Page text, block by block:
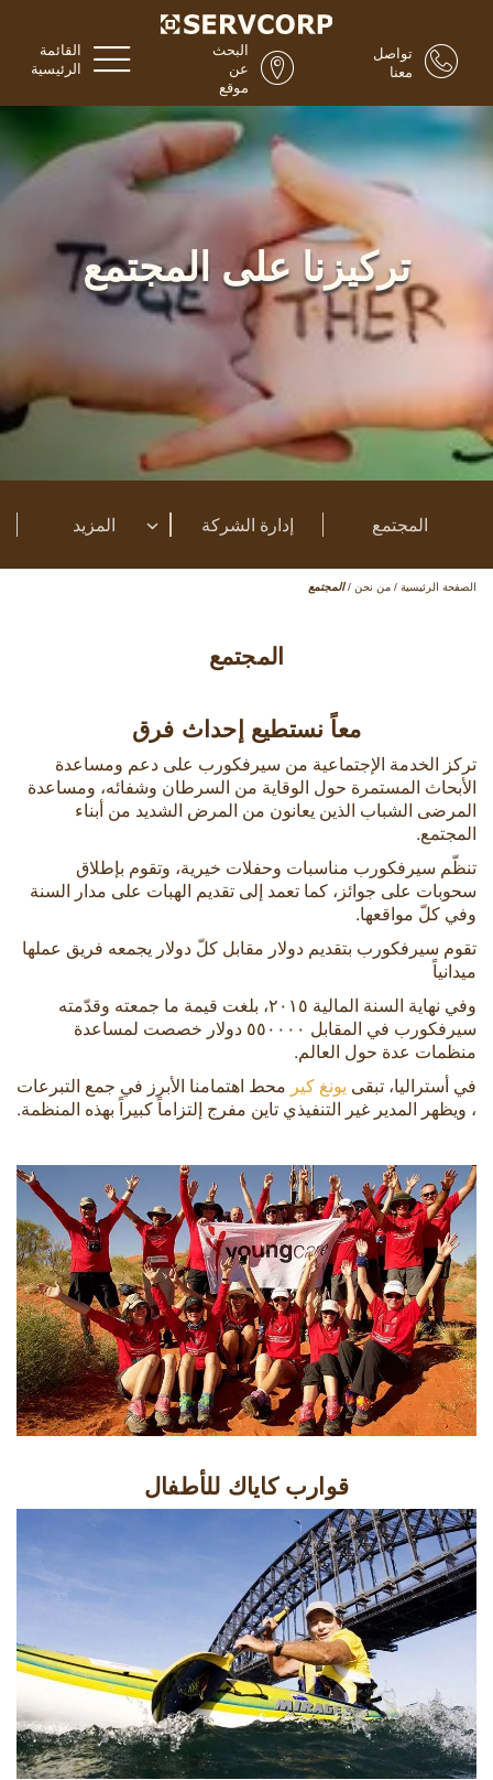
القائمة
الرئيسية
البحث
عن
موقع
تواصل
معنا
تركيزنا على المجتمع
المجتمع إدارة الشركة المزيد
الصفحة الرئيسية / من نحن / المجتمع
المجتمع
معاً نستطيع إحداث فرق
تركز الخدمة الإجتماعية من سيرفكورب على دعم ومساعدة
الأبحاث المستمرة حول الوقاية من السرطان وشفائه، ومساعدة
المرضى الشباب الذين يعانون من المرض الشديد من أبناء
المجتمع.
تنظّم سيرفكورب مناسبات وحفلات خيرية، وتقوم بإطلاق
سحوبات على جوائز، كما تعمد إلى تقديم الهبات على مدار السنة
وفي كلّ مواقعها.
تقوم سيرفكورب بتقديم دولار مقابل كلّ دولار يجمعه فريق عملها
ميدانياً
وفي نهاية السنة المالية ٢٠١٥، بلغت قيمة ما جمعته وقدّمته
سيرفكورب في المقابل ٥٥٠٠٠٠ دولار خصصت لمساعدة
منظمات عدة حول العالم.
في أستراليا، تبقى يونغ كير محط اهتمامنا الأبرز في جمع التبرعات
، ويظهر المدير غير التنفيذي تاين مفرج إلتزاماً كبيراً بهذه المنظمة.
قوارب كاياك للأطفال